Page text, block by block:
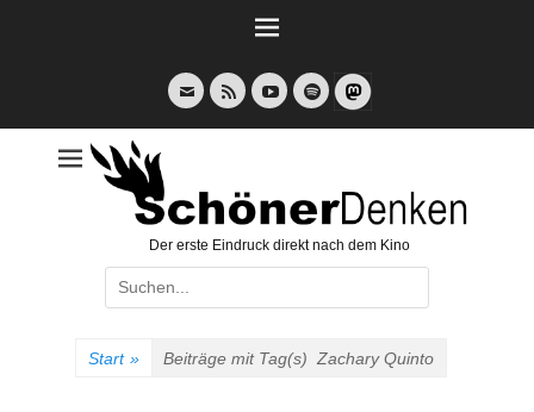
E-
Mail
Feed YouTubeSpotify
Der erste Eindruck direkt nach dem Kino
Suche
nach:
Start » Beiträge mit Tag(s) Zachary Quinto